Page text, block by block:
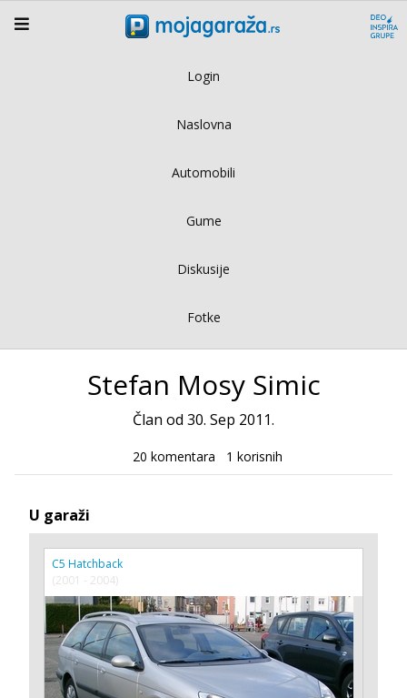
Login
Naslovna
Automobili
Gume
Diskusije
Fotke
Stefan Mosy Simic
Član od 30. Sep 2011.
20 komentara 1 korisnih
U garaži
C5 Hatchback
(2001 - 2004)